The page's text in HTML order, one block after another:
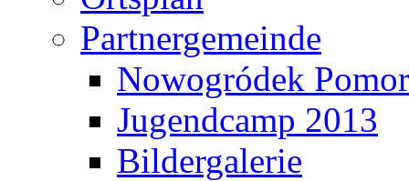
Partnergemeinde
Nowogródek
Jugendcamp 2013
Bildergalerie